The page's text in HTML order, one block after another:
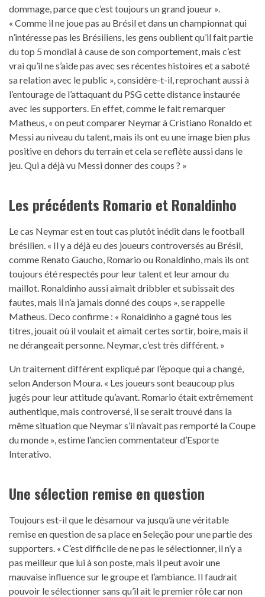
dommage, parce que c’est toujours un grand joueur ».
« Comme il ne joue pas au Brésil et dans un championnat qui
n’intéresse pas les Brésiliens, les gens oublient qu’il fait partie
du top 5 mondial à cause de son comportement, mais c’est
vrai qu’il ne s’aide pas avec ses récentes histoires et a saboté
sa relation avec le public », considère-t-il, reprochant aussi à
l’entourage de l’attaquant du PSG cette distance instaurée
avec les supporters. En effet, comme le fait remarquer
Matheus, « on peut comparer Neymar à Cristiano Ronaldo et
Messi au niveau du talent, mais ils ont eu une image bien plus
positive en dehors du terrain et cela se reflète aussi dans le
jeu. Qui a déjà vu Messi donner des coups ? »
Les précédents Romario et Ronaldinho
Le cas Neymar est en tout cas plutôt inédit dans le football
brésilien. « Il y a déjà eu des joueurs controversés au Brésil,
comme Renato Gaucho, Romario ou Ronaldinho, mais ils ont
toujours été respectés pour leur talent et leur amour du
maillot. Ronaldinho aussi aimait dribbler et subissait des
fautes, mais il n’a jamais donné des coups », se rappelle
Matheus. Deco confirme : « Ronaldinho a gagné tous les
titres, jouait où il voulait et aimait certes sortir, boire, mais il
ne dérangeait personne. Neymar, c’est très différent. »
Un traitement différent expliqué par l’époque qui a changé,
selon Anderson Moura. « Les joueurs sont beaucoup plus
jugés pour leur attitude qu’avant. Romario était extrêmement
authentique, mais controversé, il se serait trouvé dans la
même situation que Neymar s’il n’avait pas remporté la Coupe
du monde », estime l’ancien commentateur d’Esporte
Interativo.
Une sélection remise en question
Toujours est-il que le désamour va jusqu’à une véritable
remise en question de sa place en Seleção pour une partie des
supporters. « C’est difficile de ne pas le sélectionner, il n’y a
pas meilleur que lui à son poste, mais il peut avoir une
mauvaise influence sur le groupe et l’ambiance. Il faudrait
pouvoir le sélectionner sans qu’il ait le premier rôle car non